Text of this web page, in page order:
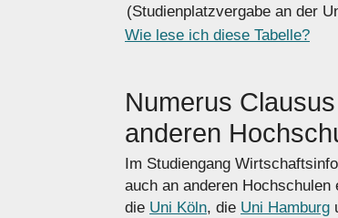
(Studienplatzvergabe an der
Wie lese ich diese Tabelle?
Numerus
anderen
Im Studiengang
auch an anderen
die Uni Köln, die Uni Hamburg